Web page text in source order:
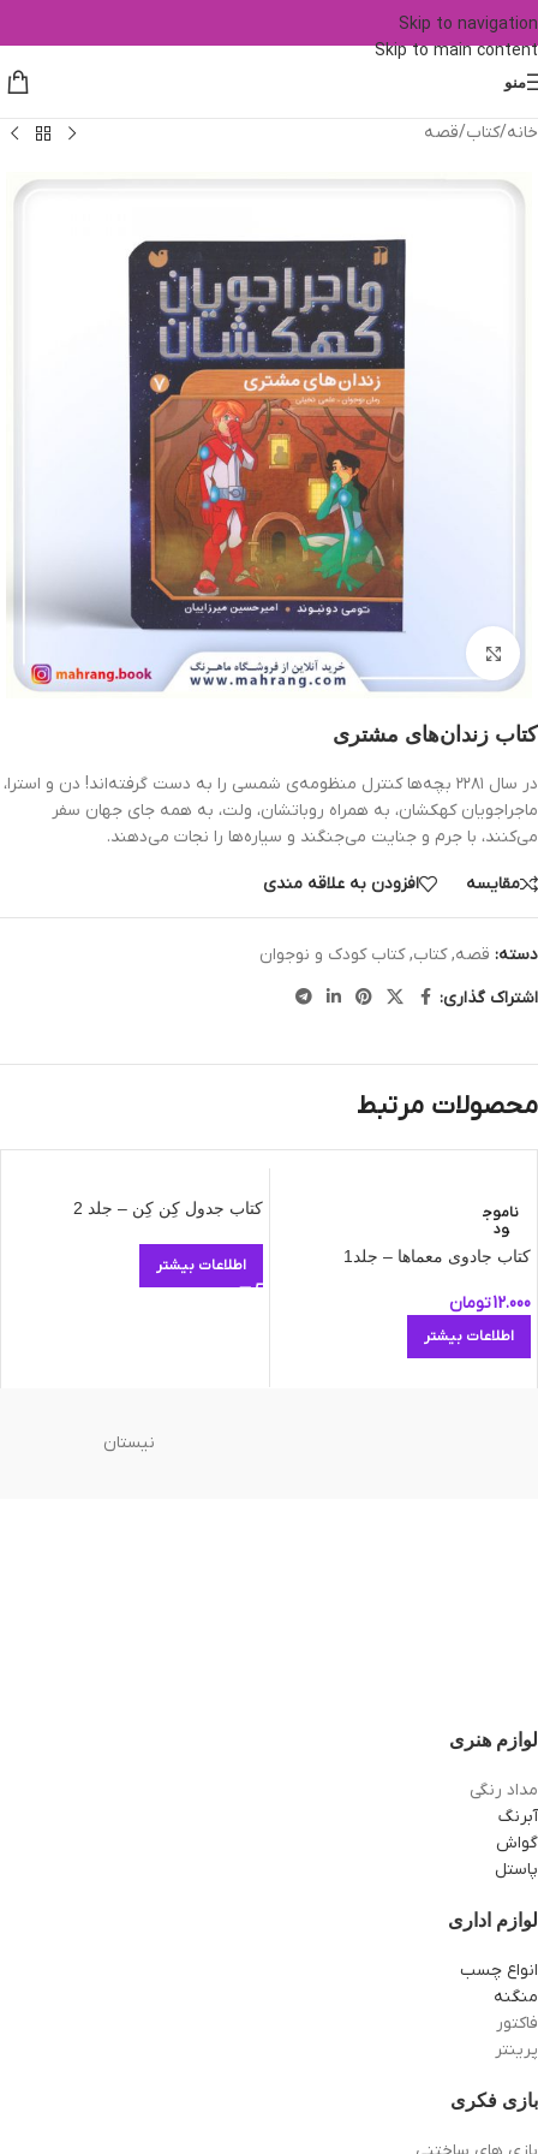
Skip to navigation
Skip to main content
منو
خانه/کتاب/قصه
بزرگنمایی تصویر
کتاب زندان‌های مشتری
در سال ۲۲۸۱ بچه‌ها کنترل منظومه‌ی شمسی را به دست گرفته‌اند! دن و استرا،
ماجراجویان کهکشان، به همراه روباتشان، ولت، به همه جای جهان سفر
می‌کنند، با جرم و جنایت می‌جنگند و سیاره‌ها را نجات می‌دهند.
مقایسه افزودن به علاقه مندی
دسته: قصه, کتاب, کتاب کودک و نوجوان
اشتراک گذاری:
محصولات مرتبط
ناموج
ود
کتاب جادوی معماها – جلد1
12.000تومان
اطلاعات بیشتر
کتاب جدول کِن کِن – جلد 2
اطلاعات بیشتر
نیستان
لوازم هنری
مداد رنگی
آبرنگ
گواش
پاستل
لوازم اداری
انواع چسب
منگنه
فاکتور
پرینتر
بازی فکری